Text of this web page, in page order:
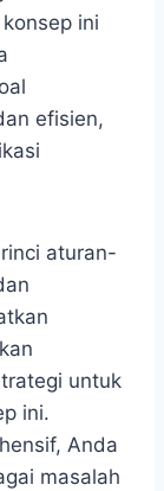
ini
efisien,
aturan-
untuk
ini.
Anda
masalah